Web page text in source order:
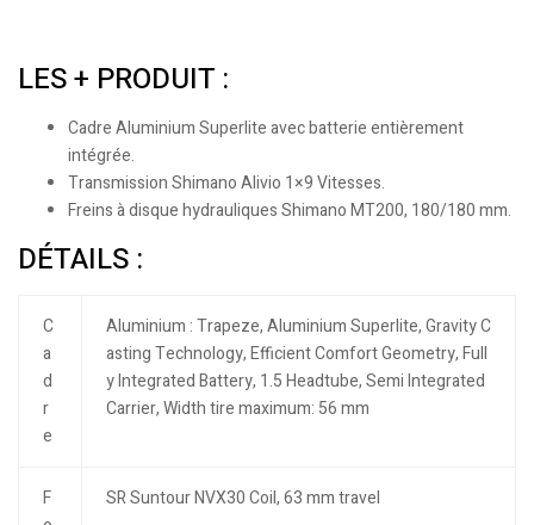
LES + PRODUIT :
Cadre Aluminium Superlite avec batterie entièrement
intégrée.
Transmission Shimano Alivio 1×9 Vitesses.
Freins à disque hydrauliques Shimano MT200, 180/180 mm.
DÉTAILS :
C
a
d
r
e
Aluminium : Trapeze, Aluminium Superlite, Gravity C
asting Technology, Efficient Comfort Geometry, Full
y Integrated Battery, 1.5 Headtube, Semi Integrated
Carrier, Width tire maximum: 56 mm
F
SR Suntour NVX30 Coil, 63 mm travel